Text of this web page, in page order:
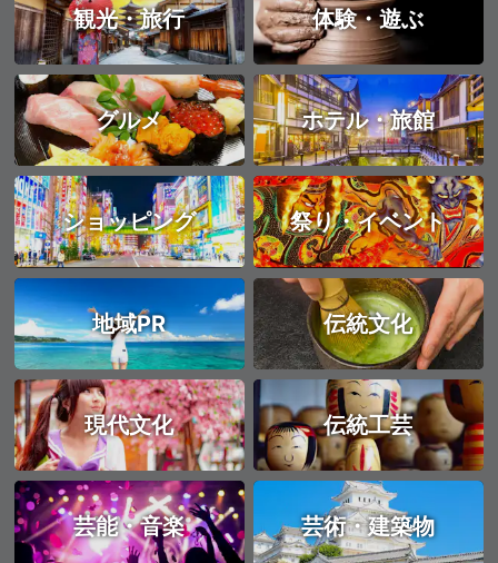
観光・旅行 体験・遊ぶ
グルメ ホテル・旅館
ショッピング 祭り・イベント
地域PR 伝統文化
現代文化 伝統工芸
芸能・音楽 芸術・建築物